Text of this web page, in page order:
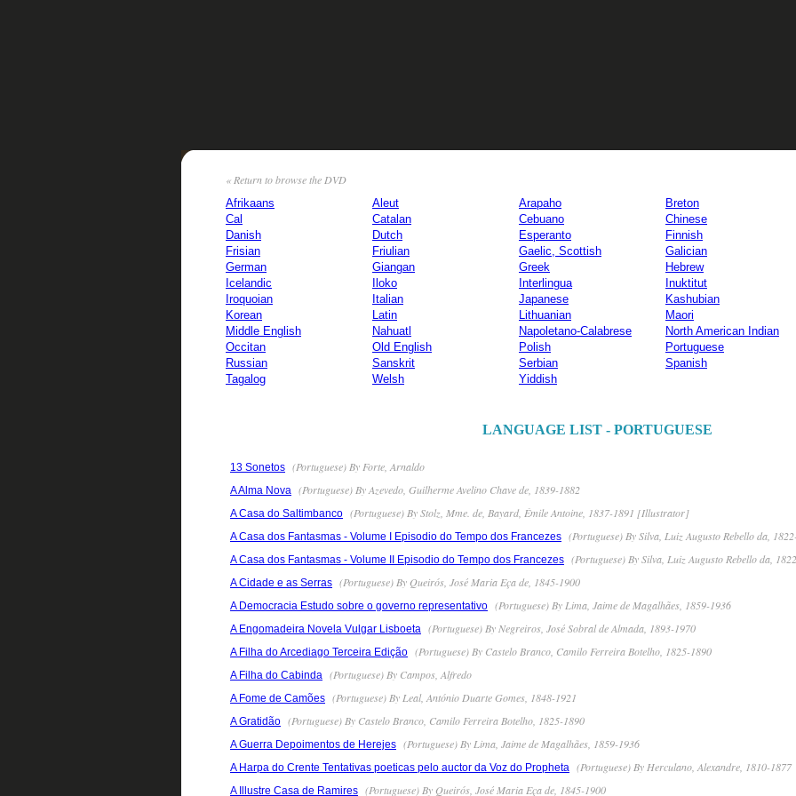
« Return to browse the DVD
Afrikaans Aleut Arapaho Breton
Cal
Catalan Cebuano Chinese
Danish
Dutch Esperanto Finnish
Frisian
Friulian Gaelic, Scottish Galician
German
Giangan Greek Hebrew
Icelandic
Iloko Interlingua Inuktitut
Iroquoian
Italian Japanese Kashubian
Korean
Latin Lithuanian Maori
Middle English
Nahuatl Napoletano-Calabrese North American Indian
Occitan
Old English Polish Portuguese
Russian
Sanskrit Serbian Spanish
Tagalog
Welsh Yiddish
LANGUAGE LIST - PORTUGUESE
13 Sonetos (Portuguese) By Forte, Arnaldo
A Alma Nova (Portuguese) By Azevedo, Guilherme Avelino Chave de, 1839-1882
A Casa do Saltimbanco (Portuguese) By Stolz, Mme. de, Bayard, Émile Antoine, 1837-1891 [Illustrator]
A Casa dos Fantasmas - Volume I Episodio do Tempo dos Francezes (Portuguese) By Silva, Luiz Augusto Rebello da,
A Casa dos Fantasmas - Volume II Episodio do Tempo dos Francezes (Portuguese) By Silva, Luiz Augusto Rebello da,
A Cidade e as Serras (Portuguese) By Queirós, José Maria Eça de, 1845-1900
A Democracia Estudo sobre o governo representativo (Portuguese) By Lima, Jaime de Magalhães, 1859-1936
A Engomadeira Novela Vulgar Lisboeta (Portuguese) By Negreiros, José Sobral de Almada, 1893-1970
A Filha do Arcediago Terceira Edição (Portuguese) By Castelo Branco, Camilo Ferreira Botelho, 1825-1890
A Filha do Cabinda (Portuguese) By Campos, Alfredo
A Fome de Camões (Portuguese) By Leal, António Duarte Gomes, 1848-1921
A Gratidão (Portuguese) By Castelo Branco, Camilo Ferreira Botelho, 1825-1890
A Guerra Depoimentos de Herejes (Portuguese) By Lima, Jaime de Magalhães, 1859-1936
A Harpa do Crente Tentativas poeticas pelo auctor da Voz do Propheta (Portuguese) By Herculano, Alexandre, 1810-1877
A Illustre Casa de Ramires (Portuguese) By Queirós, José Maria Eça de, 1845-1900